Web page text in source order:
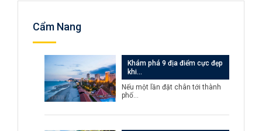
Cẩm Nang
Khám phá 9 địa điểm cực đẹp
khi…
Nếu một lần đặt chân tới thành
phố…